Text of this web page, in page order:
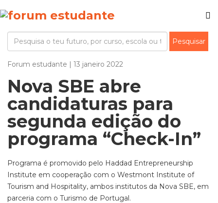
Forum estudante | 13 janeiro 2022
Nova SBE abre
candidaturas para
segunda edição do
programa “Check-In”
Programa é promovido pelo Haddad Entrepreneurship
Institute em cooperação com o Westmont Institute of
Tourism and Hospitality, ambos institutos da Nova SBE, em
parceria com o Turismo de Portugal.